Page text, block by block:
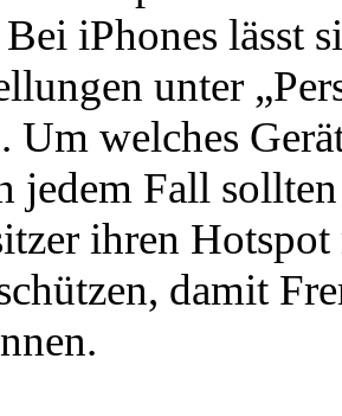
iPhones lässt
unter
Um welches
jedem Fall
ihren
damit